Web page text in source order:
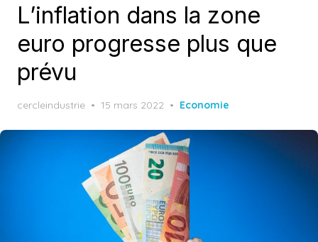
L’inflation dans la zone
euro progresse plus que
prévu
cercleindustrie
Posted
15 mars 2022 Economie